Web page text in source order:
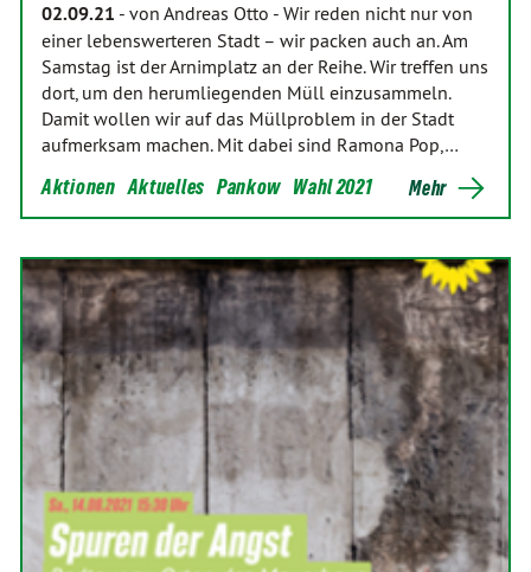
02.09.21 - von Andreas Otto - Wir reden nicht nur von
einer lebenswerteren Stadt – wir packen auch an. Am
Samstag ist der Arnimplatz an der Reihe. Wir treffen uns
dort, um den herumliegenden Müll einzusammeln.
Damit wollen wir auf das Müllproblem in der Stadt
aufmerksam machen. Mit dabei sind Ramona Pop,…
Aktionen Aktuelles Pankow Wahl 2021 Mehr